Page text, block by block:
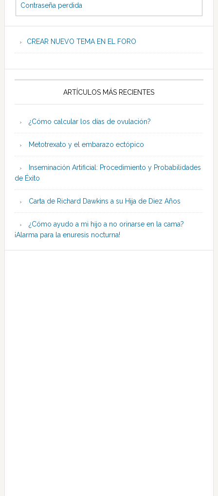
Contraseña perdida
CREAR NUEVO TEMA EN EL FORO
ARTÍCULOS MÁS RECIENTES
¿Cómo calcular los días de ovulación?
Metotrexato y el embarazo ectópico
Inseminación Artificial: Procedimiento y Probabilidades
de Éxito
Carta de Richard Dawkins a su Hija de Diez Años
¿Cómo ayudo a mi hijo a no orinarse en la cama?
¡Alarma para la enuresis nocturna!